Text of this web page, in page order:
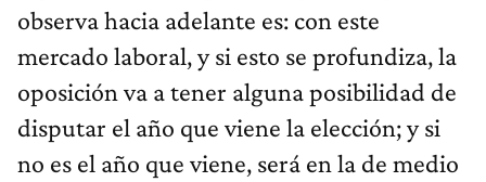
observa hacia adelante es: con este
mercado laboral, y si esto se profundiza, la
oposición va a tener alguna posibilidad de
disputar el año que viene la elección; y si
no es el año que viene, será en la de medio